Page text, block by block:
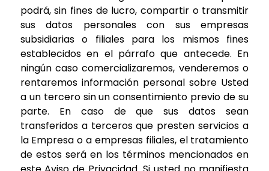
podrá, sin fines de lucro, compartir o transmitir
sus datos personales con sus empresas
subsidiarias o filiales para los mismos fines
establecidos en el párrafo que antecede. En
ningún caso comercializaremos, venderemos o
rentaremos información personal sobre Usted
a un tercero sin un consentimiento previo de su
parte. En caso de que sus datos sean
transferidos a terceros que presten servicios a
la Empresa o a empresas filiales, el tratamiento
de estos será en los términos mencionados en